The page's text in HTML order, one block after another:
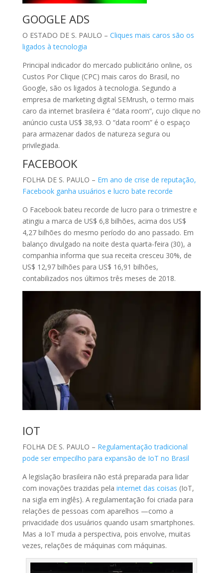
GOOGLE ADS
O ESTADO DE S. PAULO – Cliques mais caros são os
ligados à tecnologia
Principal indicador do mercado publicitário online, os
Custos Por Clique (CPC) mais caros do Brasil, no
Google, são os ligados à tecnologia. Segundo a
empresa de marketing digital SEMrush, o termo mais
caro da internet brasileira é “data room”, cujo clique no
anúncio custa US$ 38,93. O “data room” é o espaço
para armazenar dados de natureza segura ou
privilegiada.
FACEBOOK
FOLHA DE S. PAULO – Em ano de crise de reputação,
Facebook ganha usuários e lucro bate recorde
O Facebook bateu recorde de lucro para o trimestre e
atingiu a marca de US$ 6,8 bilhões, acima dos US$
4,27 bilhões do mesmo período do ano passado. Em
balanço divulgado na noite desta quarta-feira (30), a
companhia informa que sua receita cresceu 30%, de
US$ 12,97 bilhões para US$ 16,91 bilhões,
contabilizados nos últimos três meses de 2018.
IOT
FOLHA DE S. PAULO – Regulamentação tradicional
pode ser empecilho para expansão de IoT no Brasil
A legislação brasileira não está preparada para lidar
com inovações trazidas pela internet das coisas (IoT,
na sigla em inglês). A regulamentação foi criada para
relações de pessoas com aparelhos —como a
privacidade dos usuários quando usam smartphones.
Mas a IoT muda a perspectiva, pois envolve, muitas
vezes, relações de máquinas com máquinas.